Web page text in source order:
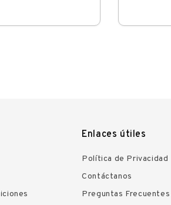
Enlaces útiles
Política de Privacidad
Contáctanos
Preguntas Frecuentes